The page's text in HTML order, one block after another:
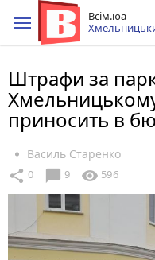
Всім.юа
Штрафи за
приносить в
Василь Старенко
share 0 chat_bubble 9 visibility 596